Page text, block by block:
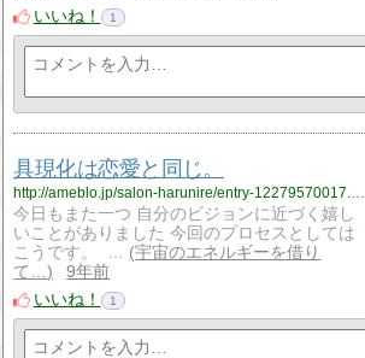
いいね！
1
具現化は恋愛と同じ。
http://ameblo.jp/salon-harunire/entry-12279570017.html
今日もまた一つ 自分のビジョンに近づく嬉し
いことがありました 今回のプロセスとしては
こうです。 …
宇宙のエネルギーを借り
て…
9年前
いいね！
1